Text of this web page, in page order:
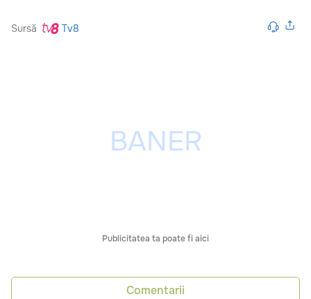
Sursă Tv8
Publicitatea ta poate fi aici
Comentarii